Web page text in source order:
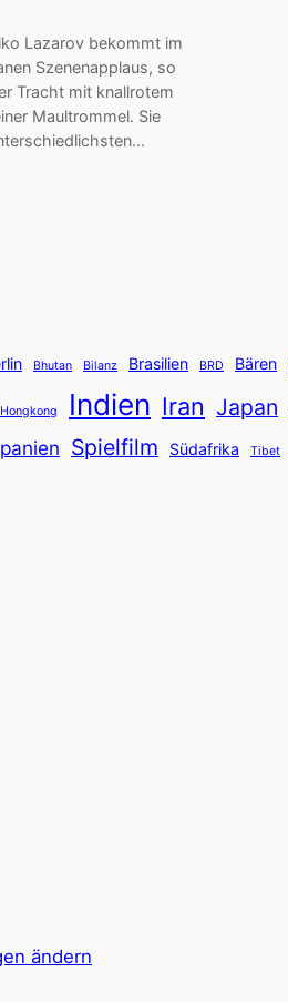
Lazarov bekommt im
Szenenapplaus, so
Tracht mit knallrotem
Maultrommel. Sie
Bhutan Bilanz Brasilien BRD Bären
Hongkong Indien Iran Japan
Spielfilm Südafrika Tibet
ändern